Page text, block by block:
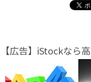
【広告】iStockなら